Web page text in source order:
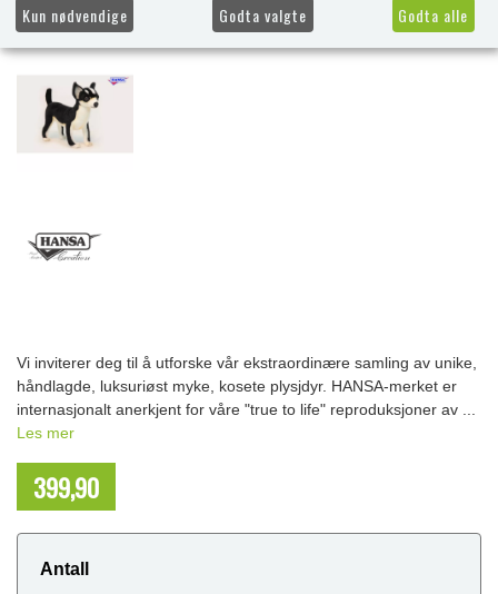
Vi inviterer deg til å utforske vår ekstraordinære samling av unike,
håndlagde, luksuriøst myke, kosete plysjdyr. HANSA-merket er
internasjonalt anerkjent for våre "true to life" reproduksjoner av ...
Les mer
399,90
Antall
Kun nødvendige Godta valgte Godta alle